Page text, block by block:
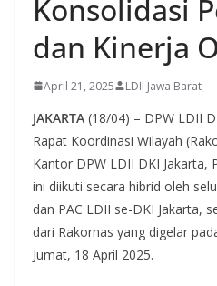
Konsolidasi
dan Kinerja
April 21, 2025 LDII Jawa Barat
JAKARTA (18/04) – DPW LDII
Rapat Koordinasi Wilayah
Kantor DPW LDII DKI Jakarta,
ini diikuti secara hibrid oleh
dan PAC LDII se-DKI Jakarta,
dari Rakornas yang digelar
Jumat, 18 April 2025.